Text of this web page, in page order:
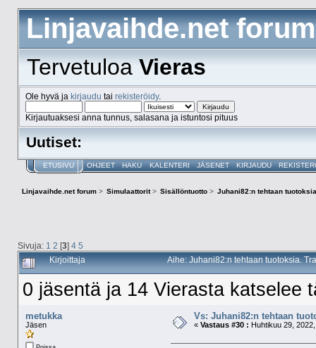
Linjavaihde.net forum
TervetuloaVieras
Ole hyvä ja kirjaudu tai rekisteröidy.
Kirjautuaksesi anna tunnus, salasana ja istuntosi pituus
Uutiset:
ETUSIVU OHJEET HAKU KALENTERI JÄSENET KIRJAUDU
Linjavaihde.net forum> Simulaattorit> Sisällöntuotto > Juhani82:n tehtaan
Sivuja: 1 2 [3] 4 5
Kirjoittaja Aihe: Juhani82:n tehtaan tuotoksia.
0 jäsentä ja 14 Vierasta katselee
metukka
Jäsen
Vs: Juhani82:n tehtaan
« Vastaus #30 : Huhtikuu 29,